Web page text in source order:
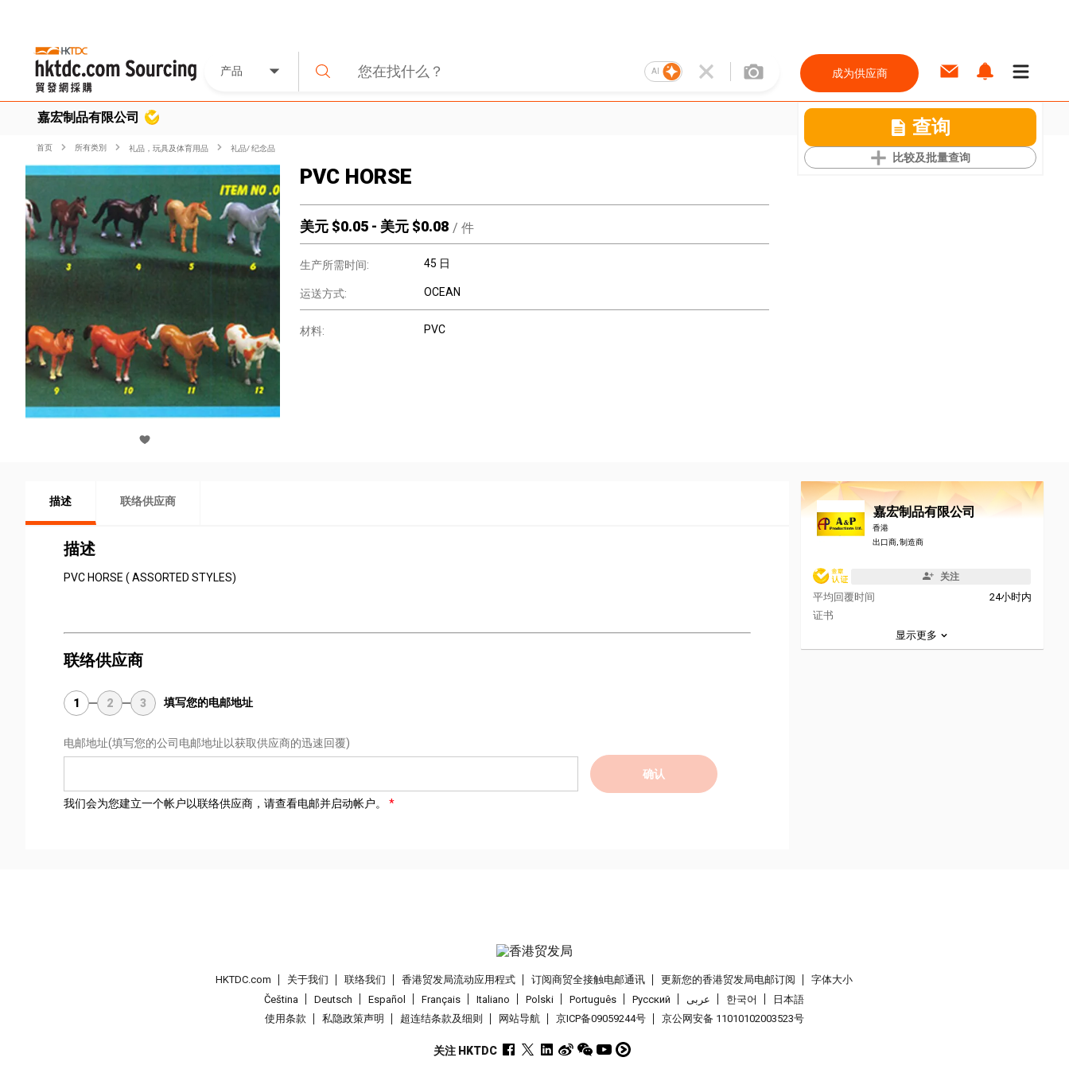
产品 AI 成为供应商
嘉宏制品有限公司 查询
比较及批量查询
首页 所有类別 礼品，玩具及体育用品 礼品/ 纪念品
PVC HORSE
美元 $0.05 - 美元 $0.08 / 件
生产所需时间: 45 日
运送方式: OCEAN
材料: PVC
描述 联络供应商
描述
PVC HORSE ( ASSORTED STYLES)
联络供应商
1 2 3 填写您的电邮地址
电邮地址(填写您的公司电邮地址以获取供应商的迅速回覆)
确认
我们会为您建立一个帐户以联络供应商，请查看电邮并启动帐户。
嘉宏制品有限公司
香港
出口商, 制造商
关注
平均回覆时间
24小时内
证书
显示更多
HKTDC.com 关于我们 联络我们 香港贸发局流动应用程式 订阅商贸全接触电邮通讯 更新您的香港贸发局电邮订阅
字体大小
Čeština
Deutsch Español Français Italiano Polski Português Pусский عربى 한국어
日本語
使用条款
私隐政策声明 超连结条款及细则 网站导航 京ICP备09059244号 京公网安备 11010102003523号
关注 HKTDC